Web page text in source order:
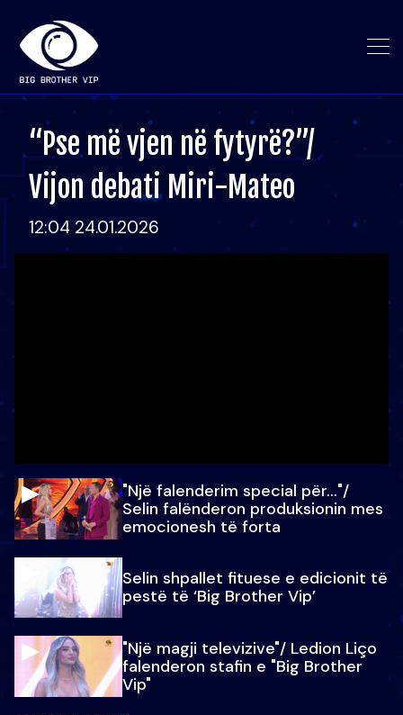
“Pse më vjen në fytyrë?”/
Vijon debati Miri-Mateo
12:04 24.01.2026
"Një falenderim special për…"/
Selin falënderon produksionin mes
emocionesh të forta
Selin shpallet fituese e edicionit të
pestë të ‘Big Brother Vip’
"Një magji televizive"/ Ledion Liço
falenderon stafin e "Big Brother
Vip"